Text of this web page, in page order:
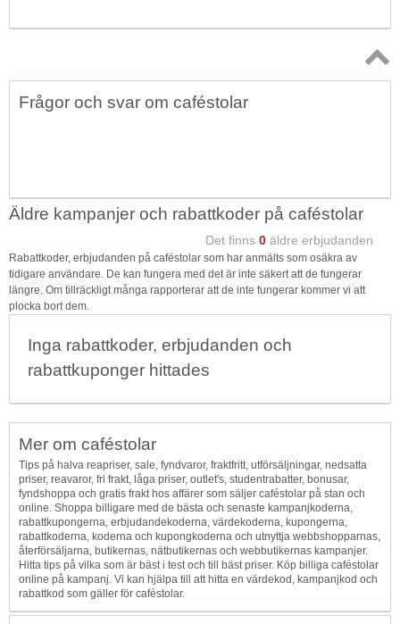
Topp
Frågor och svar om caféstolar
Äldre kampanjer och rabattkoder på caféstolar
Det finns 0 äldre erbjudanden
Rabattkoder, erbjudanden på caféstolar som har anmälts som osäkra av
tidigare användare. De kan fungera med det är inte säkert att de fungerar
längre. Om tillräckligt många rapporterar att de inte fungerar kommer vi att
plocka bort dem.
Inga rabattkoder, erbjudanden och
rabattkuponger hittades
Mer om caféstolar
Tips på halva reapriser, sale, fyndvaror, fraktfritt, utförsäljningar, nedsatta
priser, reavaror, fri frakt, låga priser, outlet's, studentrabatter, bonusar,
fyndshoppa och gratis frakt hos affärer som säljer caféstolar på stan och
online. Shoppa billigare med de bästa och senaste kampanjkoderna,
rabattkupongerna, erbjudandekoderna, värdekoderna, kupongerna,
rabattkoderna, koderna och kupongkoderna och utnyttja webbshopparnas,
återförsäljarna, butikernas, nätbutikernas och webbutikernas kampanjer.
Hitta tips på vilka som är bäst i test och till bäst priser. Köp billiga caféstolar
online på kampanj. Vi kan hjälpa till att hitta en värdekod, kampanjkod och
rabattkod som gäller för caféstolar.